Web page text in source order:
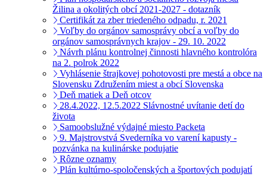
Žilina a okolitých obcí 2021-2027 - dotazník
Certifikát za zber triedeného odpadu, r. 2021
Voľby do orgánov samosprávy obcí a voľby do
orgánov samosprávnych krajov - 29. 10. 2022
Návrh plánu kontrolnej činnosti hlavného kontrolóra
na 2. polrok 2022
Vyhlásenie štrajkovej pohotovosti pre mestá a obce na
Slovensku Združením miest a obcí Slovenska
Deň matiek a Deň otcov
28.4.2022, 12.5.2022 Slávnostné uvítanie detí do
života
Samoobslužné výdajné miesto Packeta
9. Majstrovstvá Svederníka vo varení kapusty -
pozvánka na kulinárske podujatie
Rôzne oznamy
Plán kultúrno-spoločenských a športových podujatí